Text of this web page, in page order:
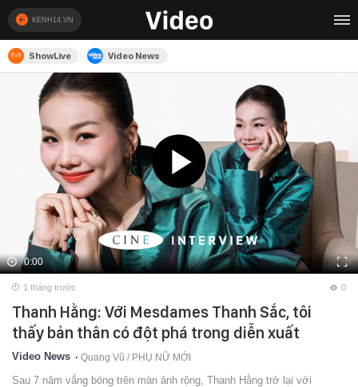
KENH14.VN
ShowLive Video News
0:00
1 tháng trước 0
Thanh Hằng: Với Mesdames Thanh Sắc, tôi
thấy bản thân có đột phá trong diễn xuất
Video News Quang Vũ / PHỤ NỮ MỚI
Sau 7 năm vắng bóng trên màn ảnh rộng, Thanh Hằng trở lại với